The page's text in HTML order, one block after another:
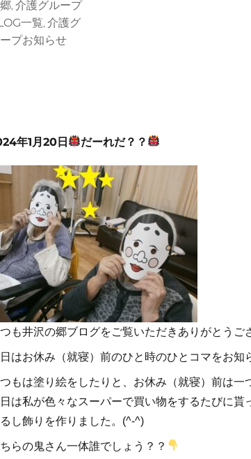
, 介護グループ
一覧, 介護グ
プお知らせ
年1月20日 だーれだ？？
も井沢の郷ブログをご覧いただきありがとうご
はお休み（就寝）前のひと時のひとコマをお知
もは塗り絵をしたりと、お休み（就寝）前は一
は私が色々なスーパーで買い物をするたびに貰
し飾りを作りました。(^-^)
らの鬼さん一体誰でしょう？？